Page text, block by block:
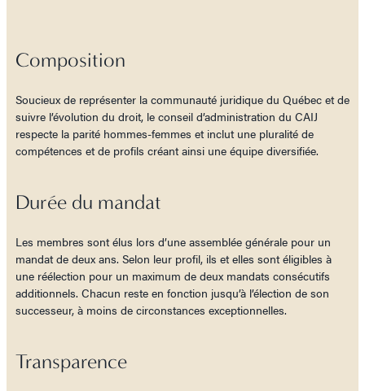
Composition
Soucieux de représenter la communauté juridique du Québec et de
suivre l’évolution du droit, le conseil d’administration du CAIJ
respecte la parité hommes-femmes et inclut une pluralité de
compétences et de profils créant ainsi une équipe diversifiée.
Durée du mandat
Les membres sont élus lors d’une assemblée générale pour un
mandat de deux ans. Selon leur profil, ils et elles sont éligibles à
une réélection pour un maximum de deux mandats consécutifs
additionnels. Chacun reste en fonction jusqu’à l’élection de son
successeur, à moins de circonstances exceptionnelles.
Transparence